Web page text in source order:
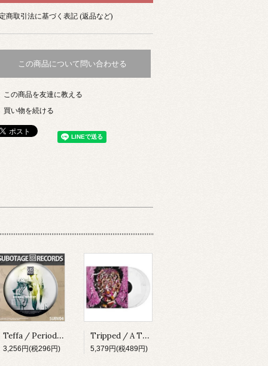
商取引法に基づく表記 (返品など)
この商品について問い合わせる
この商品を友達に教える
買い物を続ける
Teffa / Periodic Wave EP [SUBV04][2023]
3,256円(税296円)
Tripped / A Thing About Something [MADLP001][2023]
5,379円(税489円)